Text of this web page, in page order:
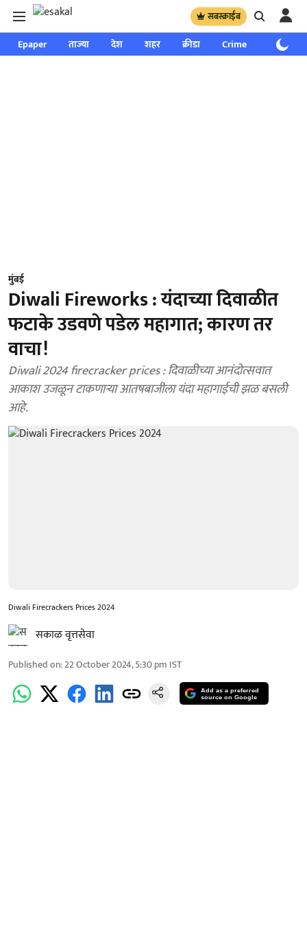
सबस्क्राईब
Epaper ताज्या देश शहर क्रीडा Crime साप्ताहिक
मुंबई
Diwali Fireworks : यंदाच्या दिवाळीत
फटाके उडवणे पडेल महागात; कारण तर
वाचा!
Diwali 2024 firecracker prices : दिवाळीच्या आनंदोत्सवात
आकाश उजळून टाकणाऱ्या आतषबाजीला यंदा महागाईची झळ बसली
आहे.
Diwali Firecrackers Prices 2024
सकाळ वृत्तसेवा
Published on:22 October 2024, 5:30 pm IST
Add as a preferred
source on Google